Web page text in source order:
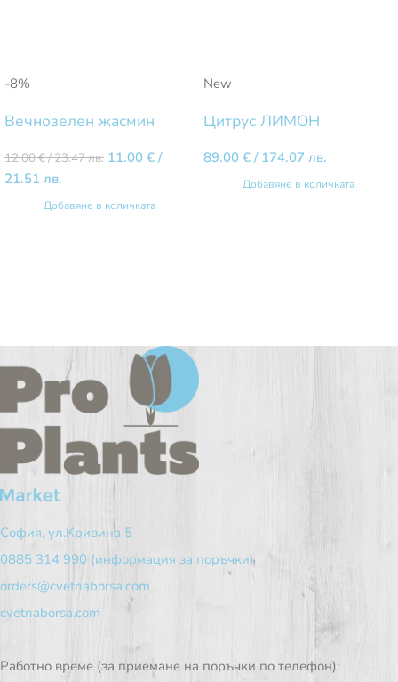
-8%
Вечнозелен жасмин
12.00€/ 23.47 лв. 11.00 € /
21.51 лв.
Добавяне в количката
New
Цитрус ЛИМОН
89.00 € / 174.07 лв.
Добавяне в количката
София, ул.Кривина 5
0885 314 990 (информация за поръчки)
orders@cvetnaborsa.com
cvetnaborsa.com
Работно време (за приемане на поръчки по телефон):